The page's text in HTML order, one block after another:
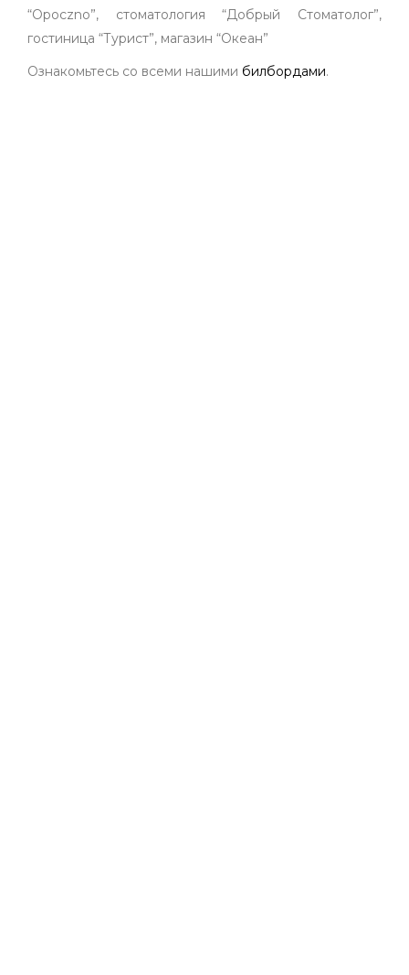
“Opoczno”, стоматология “Добрый Стоматолог”,
гостиница “Турист”, магазин “Океан”
Ознакомьтесь со всеми нашими билбордами.